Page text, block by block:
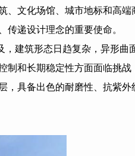
、文化场馆、城市地标和高
传递设计理念的重要使命。
，建筑形态日趋复杂，异形曲
和长期稳定性方面面临挑战
具备出色的耐磨性、抗紫外